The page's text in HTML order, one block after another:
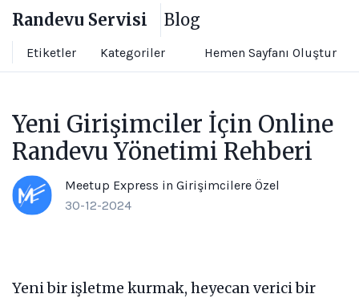
Randevu Servisi Blog
Etiketler Kategoriler Hemen Sayfanı Oluştur
Yeni Girişimciler İçin Online
Randevu Yönetimi Rehberi
Meetup Express in Girişimcilere Özel
30-12-2024
Yeni bir işletme kurmak, heyecan verici bir